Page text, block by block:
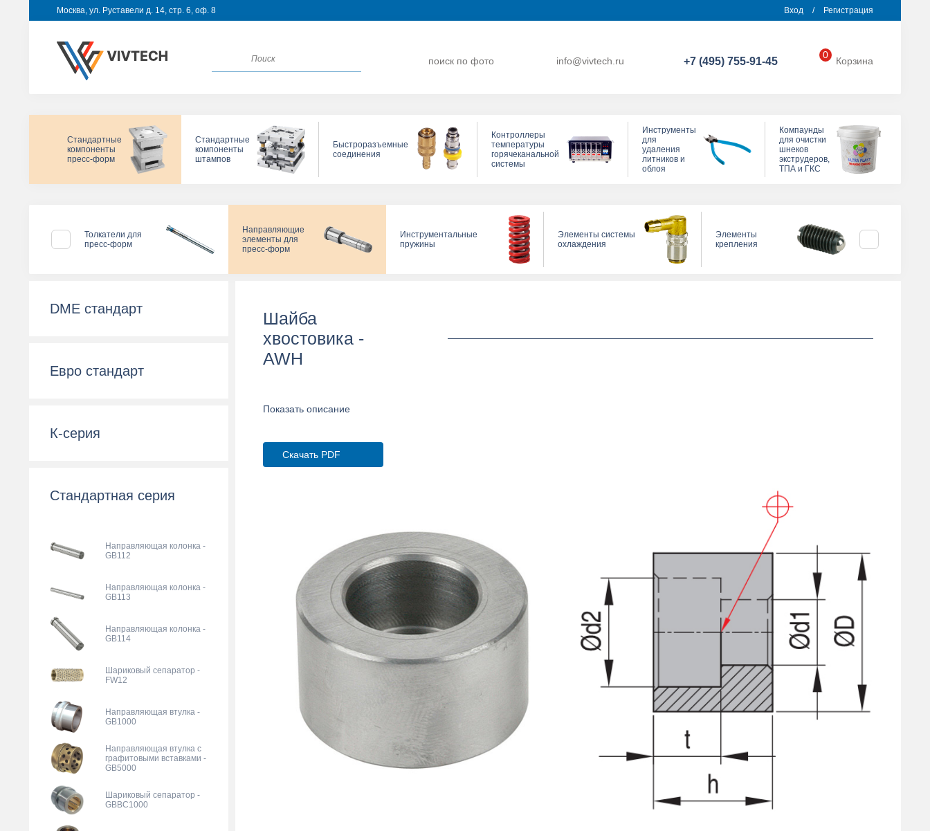
Москва, ул. Руставели д. 14, стр. 6, оф. 8 Вход / Регистрация
поиск по фото info@vivtech.ru +7 (495) 755-91-45
0
Корзина
Стандартные
компоненты
пресс-форм
Стандартные
компоненты
штампов
Быстроразъемные
соединения
Контроллеры
температуры
горячеканальной
системы
Инструменты
для
удаления
литников и
облоя
Компаунды
для очистки
шнеков
экструдеров,
ТПА и ГКС
Толкатели для
пресс-форм
Направляющие
элементы для
пресс-форм
Инструментальные
пружины
Элементы системы
охлаждения
Элементы
крепления
Прижимы для
пресс-формы
DME стандарт
Евро стандарт
К-серия
Стандартная серия
Направляющая колонка -
GB112
Направляющая колонка -
GB113
Направляющая колонка -
GB114
Шариковый сепаратор -
FW12
Направляющая втулка -
GB1000
Направляющая втулка с
графитовыми вставками -
GB5000
Шариковый сепаратор -
GBBC1000
Шайба
хвостовика -
AWH
Показать описание
Скачать PDF